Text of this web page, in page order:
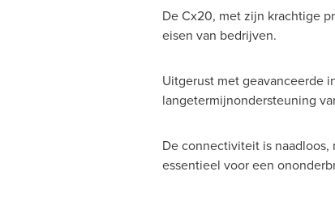
De Cx20, met zijn krachtige
eisen van bedrijven.
Uitgerust met geavanceerde
langetermijnondersteuning
De connectiviteit is
essentieel voor een